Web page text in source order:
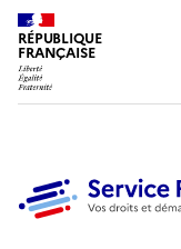
RÉPUBLIQUE
FRANÇAISE